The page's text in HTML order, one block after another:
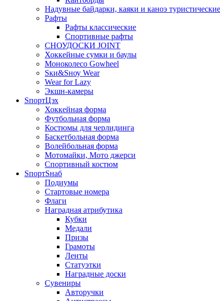
Надувные байдарки, каяки и каноэ туристические
Рафты
Рафты классические
Спортивные рафты
СНОУДОСКИ JOINT
Хоккейные сумки и баулы
Моноколесо Gowheel
Sки&Sноу Wear
Wear for Lazy
Экшн-камеры
SпортЦэх
Хоккейная форма
Футбольная форма
Костюмы для черлидинга
Баскетбольная форма
Волейбольная форма
Мотомайки, Мото джерси
Спортивный костюм
SпортSнаб
Подиумы
Стартовые номера
Флаги
Наградная атрибутика
Кубки
Медали
Призы
Грамоты
Ленты
Статуэтки
Наградные доски
Сувениры
Авторучки